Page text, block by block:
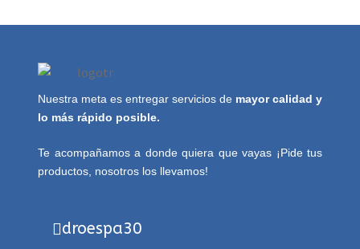
Nuestra meta es entregar servicios de mayor calidad y
lo más rápido posible.
Te acompañamos a donde quiera que vayas ¡Pide tus
productos, nosotros los llevamos!
droespa30